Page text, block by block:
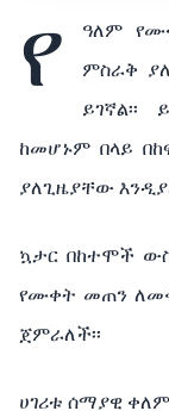
የ
ዓለም
ምስራቅ
ይገኛል፡፡
ከመሆኑም በላይ
ያለጊዜያቸው
ኳታር በከተሞች
የሙቀት መጠን
ጀምራለች፡፡
ሀገሪቱ ሰማያዊ